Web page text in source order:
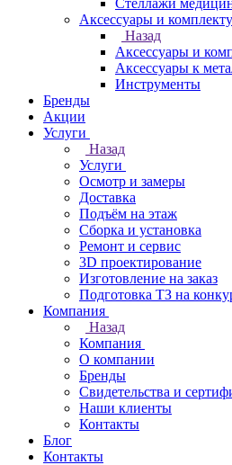
Стеллажи
Аксессуары и
Назад
Аксессуары и
Аксессуары к
Инструменты
Бренды
Акции
Услуги
Назад
Услуги
Осмотр и замеры
Доставка
Подъём на этаж
Сборка и установка
Ремонт и сервис
3D проектирование
Изготовление на заказ
Подготовка ТЗ на
Компания
Назад
Компания
О компании
Бренды
Свидетельства и
Наши клиенты
Контакты
Блог
Контакты